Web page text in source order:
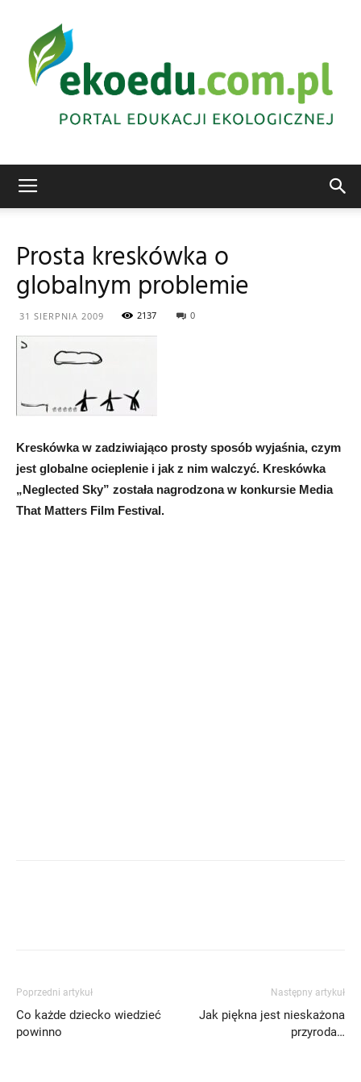
ekologiczna
Prosta kreskówka o
globalnym problemie
31 SIERPNIA 2009 2137 0
Kreskówka w zadziwiająco prosty sposób wyjaśnia, czym
jest globalne ocieplenie i jak z nim walczyć. Kreskówka
„Neglected Sky” została nagrodzona w konkursie Media
That Matters Film Festival.
Poprzedni artykuł
Co każde dziecko wiedzieć
powinno
Następny artykuł
Jak piękna jest nieskażona
przyroda…